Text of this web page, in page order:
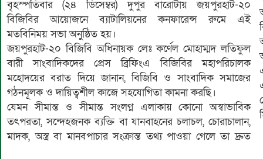
বৃহস্পতিবার (২৪ ডিসেম্বর) দুপুর বারোটায় জয়পুরহাট-২০
বিজিবির আয়োজনে ব্যাটালিয়নের কনফারেন্স রুমে এই
মতবিনিময় সভা অনুষ্ঠিত হয়।
জয়পুরহাট-২০ বিজিবি অধিনায়ক লেঃ কর্ণেল মোহাম্মদ লতিফুল
বারী সাংবাদিকদের প্রেস ব্রিফিংএ বিজিবির মহাপরিচালক
মহোদয়ের বরাত দিয়ে জানান, বিজিবি ও সাংবাদিক সমাজের
গঠনমূলক ও দায়িত্বশীল কাজে সহযোগিতা কামনা করছি।
যেমন সীমান্ত ও সীমান্ত সংলগ্ন এলাকায় কোনো অস্বাভাবিক
তৎপরতা, সন্দেহজনক ব্যক্তি বা যানবাহনের চলাচল, চোরাচালান,
মাদক, অস্ত্র বা মানবপাচার সংক্রান্ত তথ্য পাওয়া গেলে তা দ্রুত